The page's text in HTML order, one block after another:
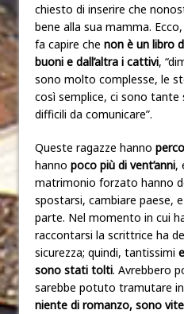
chiesto di inserire che
bene alla sua mamma.
fa capire che non è un libro
buoni e dall’altra i cattivi,
sono molto complesse, le
così semplice, ci sono
difficili da comunicare”.
Queste ragazze hanno
hanno poco più di vent’anni,
matrimonio forzato hanno
spostarsi, cambiare paese,
parte. Nel momento in cui
raccontarsi la scrittrice ha
sicurezza; quindi, tantissimi
sono stati tolti. Avrebbero
sarebbe potuto tramutare
niente di romanzo, sono